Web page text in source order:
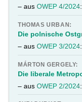
– ausOWEP 4/2024
THOMAS URBAN:
Die polnische
– ausOWEP 3/2024
MÁRTON GERGELY:
Die liberale
– ausOWEP 2/2024